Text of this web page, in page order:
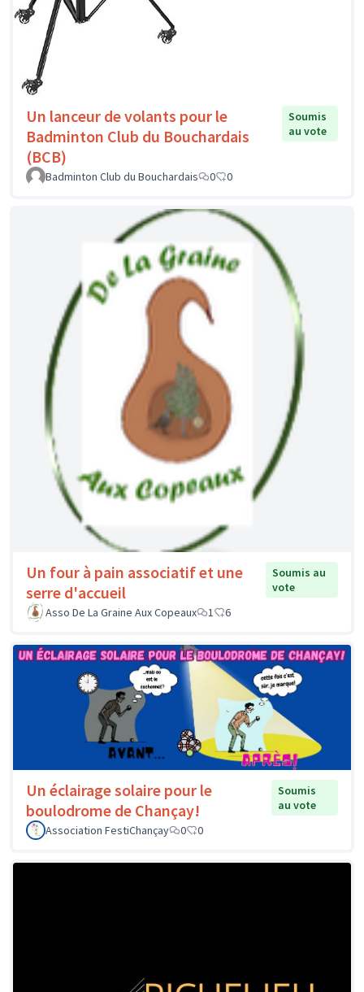
Un lanceur de volants pour le
Badminton Club du Bouchardais
(BCB)
Soumis
au vote
Badminton Club du Bouchardais 0 0
Un four à pain associatif et une
serre d'accueil
Soumis au
vote
Asso De La Graine Aux Copeaux
1 6
Un éclairage solaire pour le
boulodrome de Chançay!
Soumis
au vote
Association FestiChançay
0 0